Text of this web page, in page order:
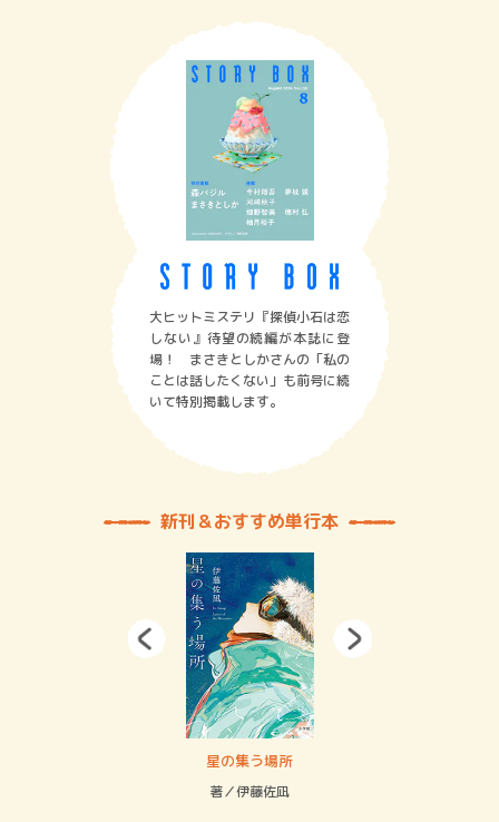
大ヒットミステリ『探偵小石は恋
しない』待望の続編が本誌に登
場！ まさきとしかさんの「私の
ことは話したくない」も前号に続
いて特別掲載します。
新刊＆おすすめ単行本
星の集う場所
著／伊藤佐凪